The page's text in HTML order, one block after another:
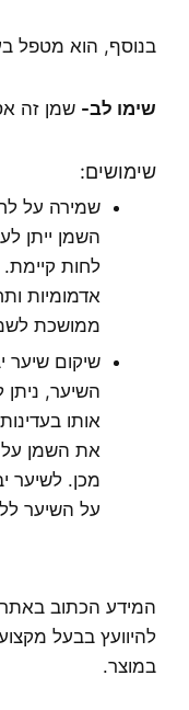
בנוסף, הוא מטפל
שימו לב- שמן זה
שימושים:
שמירה על
השמן ייתן
לחות
אדמומיות
ממושכת
שיקום שיער
השיער,
אותו
מכן. לשיער
על השיער
המידע הכתוב באתר
להיוועץ בבעל
במוצר.